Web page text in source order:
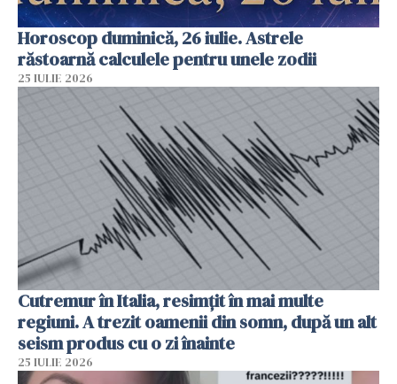
Horoscop duminică, 26 iulie. Astrele
răstoarnă calculele pentru unele zodii
25 IULIE 2026
Cutremur în Italia, resimțit în mai multe
regiuni. A trezit oamenii din somn, după un alt
seism produs cu o zi înainte
25 IULIE 2026